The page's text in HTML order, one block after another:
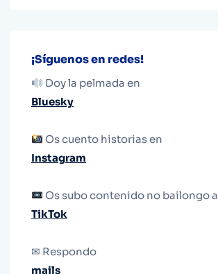
¡Síguenos en redes!
Doy la pelmada en
Bluesky
Os cuento historias en
Instagram
Os subo contenido no bailongo a
TikTok
✉ Respondo
mails